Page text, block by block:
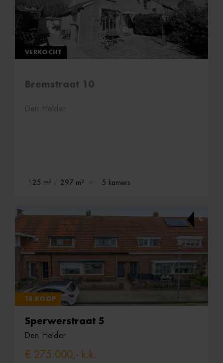
VERKOCHT
Bremstraat 10
Den Helder
125 m² 297 m² 5 kamers
C
TE KOOP
Sperwerstraat 5
Den Helder
€ 275.000,- k.k.